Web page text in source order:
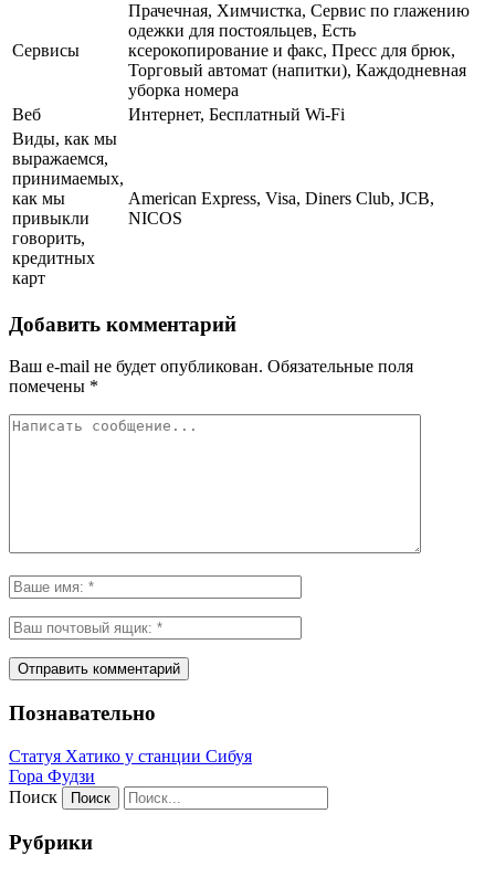
Сервисы
Прачечная, Химчистка, Сервис по глажению
одежки для постояльцев, Есть
ксерокопирование и факс, Пресс для брюк,
Торговый автомат (напитки), Каждодневная
уборка номера
Веб
Интернет, Бесплатный Wi-Fi
Виды, как мы
выражаемся,
принимаемых,
как мы
привыкли
говорить,
кредитных
карт
American Express, Visa, Diners Club, JCB,
NICOS
Добавить комментарий
Ваш e-mail не будет опубликован. Обязательные поля
помечены *
Познавательно
Статуя Хатико у станции Сибуя
Гора Фудзи
Поиск
Рубрики